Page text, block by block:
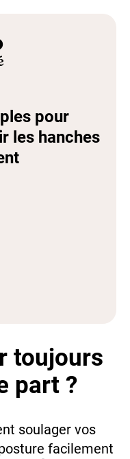
pour
les hanches
toujours
part ?
soulager vos
facilement